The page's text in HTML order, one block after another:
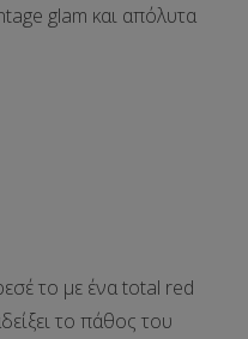
glam και απόλυτα
το με έναtotal red
το πάθος του